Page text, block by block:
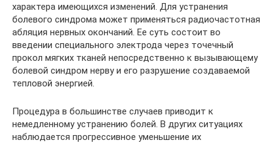
характера имеющихся изменений. Для устранения
болевого синдрома может применяться радиочастотная
абляция нервных окончаний. Ее суть состоит во
введении специального электрода через точечный
прокол мягких тканей непосредственно к вызывающему
болевой синдром нерву и его разрушение создаваемой
тепловой энергией.
Процедура в большинстве случаев приводит к
немедленному устранению болей. В других ситуациях
наблюдается прогрессивное уменьшение их